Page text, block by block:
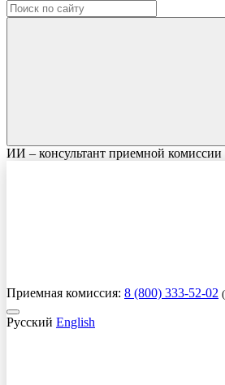
ИИ – консультант приемной комиссии
Приемная комиссия: 8 (800) 333-52-02
Русский English